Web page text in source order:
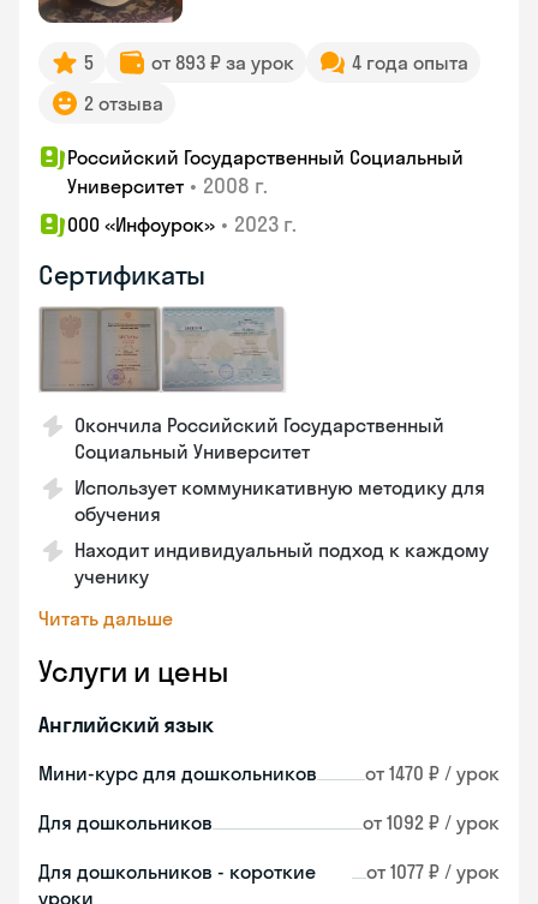
5 от 893 ₽ за урок
4 года опыта
2 отзыва
Российский Государственный Социальный
Университет • 2008 г.
ООО «Инфоурок» • 2023 г.
Сертификаты
Окончила Российский Государственный
Социальный Университет
Использует коммуникативную методику для
обучения
Находит индивидуальный подход к каждому
ученику
Читать дальше
Услуги и цены
Английский язык
Мини-курс для дошкольников от 1470 ₽ / урок
Для дошкольников от 1092 ₽ / урок
Для дошкольников - короткие
уроки
от 1077 ₽ / урок